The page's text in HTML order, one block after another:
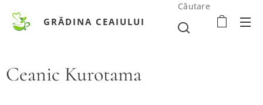
GRĂDINA CEAIULUI
Căutare
Ceanic Kurotama